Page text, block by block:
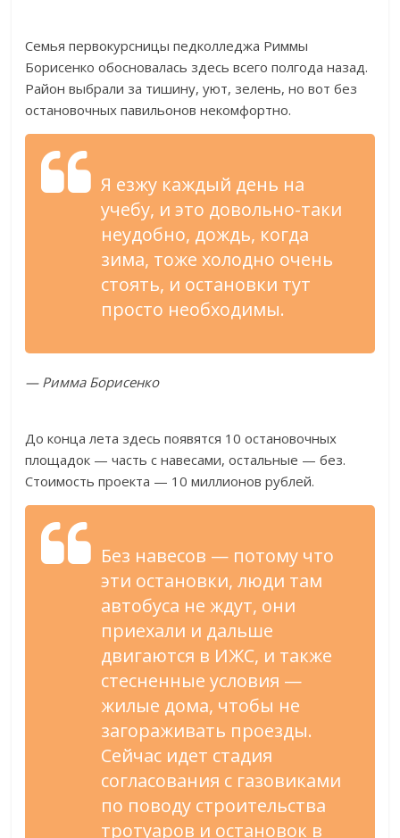
Семья первокурсницы педколледжа Риммы
Борисенко обосновалась здесь всего полгода назад.
Район выбрали за тишину, уют, зелень, но вот без
остановочных павильонов некомфортно.
Я езжу каждый день на
учебу, и это довольно-таки
неудобно, дождь, когда
зима, тоже холодно очень
стоять, и остановки тут
просто необходимы.
— Римма Борисенко
До конца лета здесь появятся 10 остановочных
площадок — часть с навесами, остальные — без.
Стоимость проекта — 10 миллионов рублей.
Без навесов — потому что
эти остановки, люди там
автобуса не ждут, они
приехали и дальше
двигаются в ИЖС, и также
стесненные условия —
жилые дома, чтобы не
загораживать проезды.
Сейчас идет стадия
согласования с газовиками
по поводу строительства
тротуаров и остановок в